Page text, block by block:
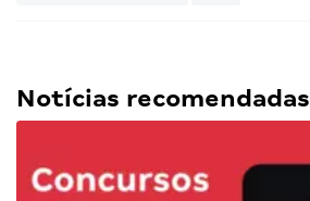
Notícias recomendadas